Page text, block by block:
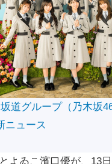
坂道グループ（乃木坂
ニュース
よゐこ濱口優が、13